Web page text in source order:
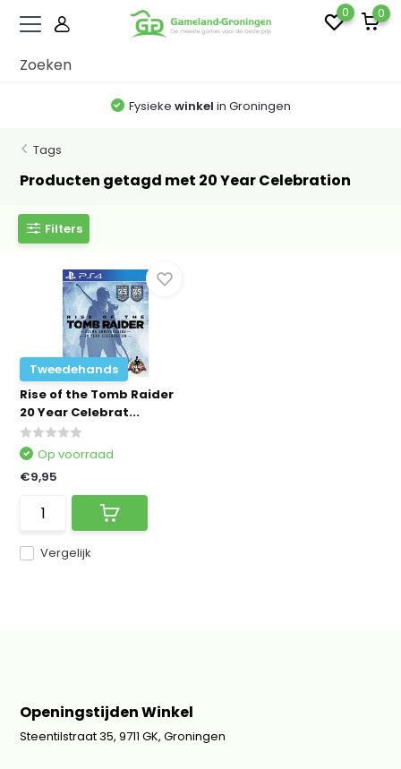
0 0
Fysieke winkel in Groningen
Tags
Producten getagd met 20 Year Celebration
Filters
Tweedehands
Rise of the Tomb Raider
20 Year Celebrat...
Vergelijk
Op voorraad
€9,95
Openingstijden Winkel
Steentilstraat 35, 9711 GK, Groningen